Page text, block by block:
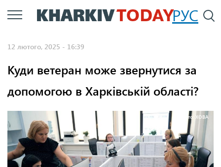
Перейти
до
РУС
12 лютого, 2025 - 16:39
Куди ветеран може звернутися за
допомогою в Харківській області?
Фото: ХОВА